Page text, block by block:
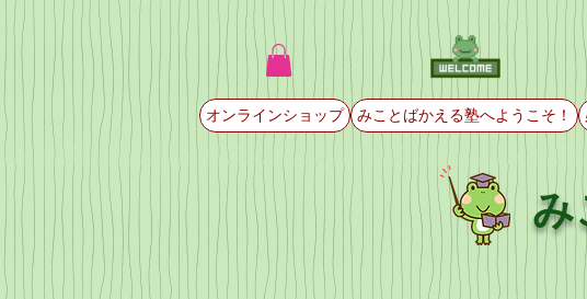
オンラインショップ みことばかえる塾へようこそ！
み